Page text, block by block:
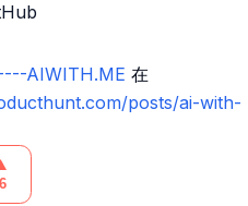
AIWITH.ME 在
posts/ai-with-